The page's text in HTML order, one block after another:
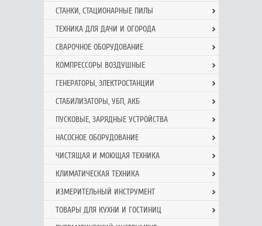
СТАНКИ, СТАЦИОНАРНЫЕ ПИЛЫ
ТЕХНИКА ДЛЯ ДАЧИ И ОГОРОДА
СВАРОЧНОЕ ОБОРУДОВАНИЕ
КОМПРЕССОРЫ ВОЗДУШНЫЕ
ГЕНЕРАТОРЫ, ЭЛЕКТРОСТАНЦИИ
СТАБИЛИЗАТОРЫ, УБП, АКБ
ПУСКОВЫЕ, ЗАРЯДНЫЕ УСТРОЙСТВА
НАСОСНОЕ ОБОРУДОВАНИЕ
ЧИСТЯЩАЯ И МОЮЩАЯ ТЕХНИКА
КЛИМАТИЧЕСКАЯ ТЕХНИКА
ИЗМЕРИТЕЛЬНЫЙ ИНСТРУМЕНТ
ТОВАРЫ ДЛЯ КУХНИ И ГОСТИНИЦ